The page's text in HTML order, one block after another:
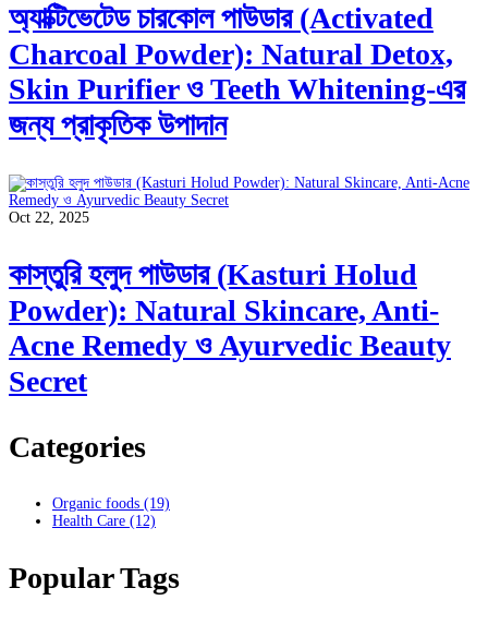
অ্যাক্টিভেটেড চারকোল পাউডার (Activated
Charcoal Powder): Natural Detox,
Skin Purifier ও Teeth Whitening-এর
জন্য প্রাকৃতিক উপাদান
Oct 22, 2025
কাস্তুরি হলুদ পাউডার (Kasturi Holud
Powder): Natural Skincare, Anti-
Acne Remedy ও Ayurvedic Beauty
Secret
Categories
Organic foods (19)
Health Care (12)
Popular Tags